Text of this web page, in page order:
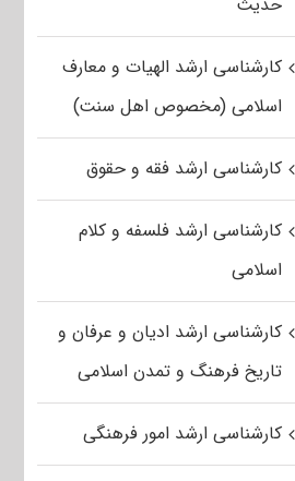
کارشناسی ارشد الهیات و معارف
اسلامی (مخصوص اهل سنت)
کارشناسی ارشد فقه و حقوق
کارشناسی ارشد فلسفه و کلام
اسلامی
کارشناسی ارشد ادیان و عرفان و
تاریخ فرهنگ و تمدن اسلامی
کارشناسی ارشد امور فرهنگی